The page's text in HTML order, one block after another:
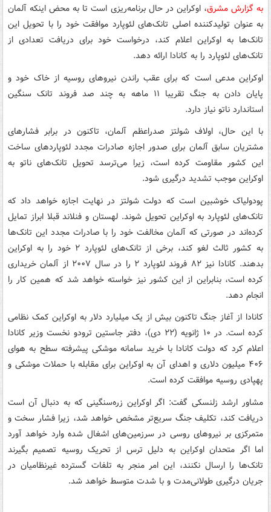
به گزارش مشرق، اوکراین در حال برنامه‌ریزی است تا به محض اینکه آلمان
به عنوان تولیدکننده اصلی تانک‌های لئوپارد موافقت خود را با تحویل این
تانک‌ها به اوکراین اعلام کند، درخواست خود برای دریافت تعدادی از
تانک‌های لئوپارد را به کانادا ارائه دهد.
اوکراین مدعی است که برای عقب راندن نیروهای روسیه از خاک خود و
پایان دادن به جنگ تقریبا ۱۱ ماهه به چند صد فروند تانک سنگین
استاندارد ناتو نیاز دارد.
با این حال، اولاف شولتز صدراعظم آلمان، تاکنون در برابر فشارهای
مشتریان سابق‌ آلمان برای صدور اجازه صادرات مجدد لئوپاردهای ساخت
این کشور مقاومت کرده است، زیرا می‌ترسد تحویل تانک‌های ناتو به
اوکراین موجب تشدید درگیری شود.
پودولیاک خوشبین است که دولت شولتز در نهایت اجازه خواهد داد که
تانک‌های لئوپارد به اوکراین تحویل شوند. لهستان و فنلاند قبلا ابراز تمایل
کرده‌اند در صورتی که آلمان مخالفت خود را با صادرات مجدد این تانک‌ها
به کشور ثالث لغو کند، برخی از تانک‌های لئوپارد ۲ خود را به اوکراین
بدهند. کانادا نیز ۸۲ فروند لئوپارد ۲ را در سال ۲۰۰۷ از آلمان خریداری
کرده است، بنابراین از این کشور نیز خواسته خواهد شد که همین کار را
انجام دهد.
کانادا از آغاز جنگ تاکنون بیش از یک میلیارد دلار به اوکراین کمک نظامی
کرده است. در ۱۰ ژانویه (۲۲ دی)، دفتر جاستین ترودو نخست وزیر کانادا
اعلام کرد که دولت کانادا با خرید سامانه موشکی پیشرفته سطح به هوای
۴۰۶ میلیون دلاری و اهدای آن به اوکراین برای مقابله با حملات موشکی و
پهپادی روسیه موافقت کرده است.
مشاور ارشد زلنسکی گفت: اگر اوکراین زره‌سنگینی که به دنبال آن است
دریافت کند، تکلیف جنگ سریع‌تر مشخص خواهد شد، زیرا فشار سخت و
متمرکزی بر نیروهای روسی در سرزمین‌های اشغال شده وارد خواهد آورد
اما اگر متحدان اوکراین به دلیل ترس از تحریک روسیه تصمیم بگیرند
تانک‌ها را ارسال نکنند، این امر منجر به تلفات گسترده غیرنظامیان در
جریان درگیری طولانی‌مدت و با شدت متوسط خواهد شد.